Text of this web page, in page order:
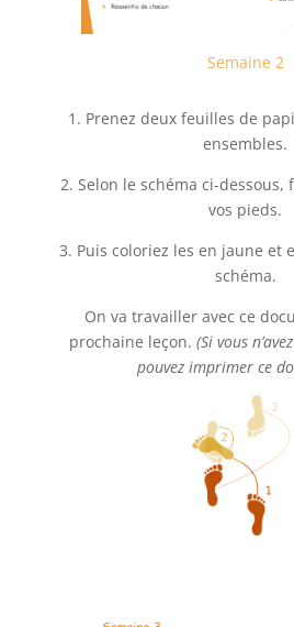
Semaine 2
1. Prenez deux feuilles de
ensembles.
2. Selon le schéma ci-dessous,
vos pieds.
3. Puis coloriez les en jaune et
schéma.
On va travailler avec ce
prochaine leçon. (Si vous
pouvez imprimer ce